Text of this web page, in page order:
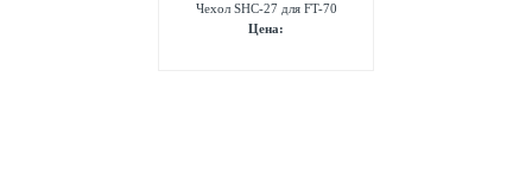
Чехол SHC-27 для FT-70
Цена: